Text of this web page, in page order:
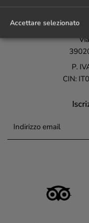
P.
CIN:
Indirizzo email
Accettare selezionato